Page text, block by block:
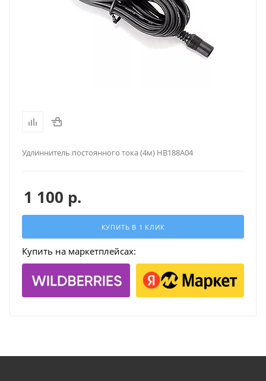
Удлиннитель постоянного тока (4м) HB188A04
1 100 р.
КУПИТЬ В 1 КЛИК
Купить на маркетплейсах: